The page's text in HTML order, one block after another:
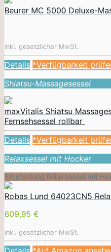
Beurer MC 5000 Deluxe-
inkl. gesetzlicher MwSt.
Details *Verfügbarkeit
Shiatsu-Massagesessel
maxVitalis Shiatsu
Fernsehsessel rollbar
Details *Verfügbarkeit
Relaxsessel mit Hocker
Empfehlung Relaxsessel mit
Robas Lund 64023CN5
609,95 €
inkl. gesetzlicher MwSt.